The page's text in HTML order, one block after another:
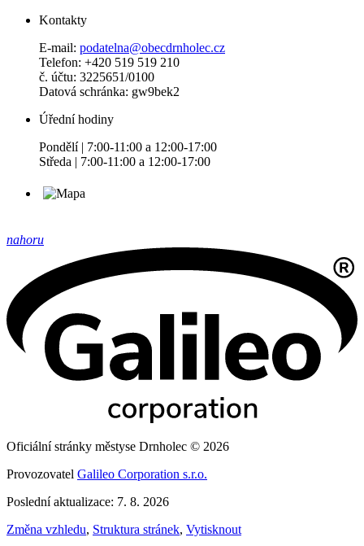
Kontakty
E-mail: podatelna@obecdrnholec.cz
Telefon: +420 519 519 210
č. účtu: 3225651/0100
Datová schránka: gw9bek2
Úřední hodiny
Pondělí | 7:00-11:00 a 12:00-17:00
Středa | 7:00-11:00 a 12:00-17:00
nahoru
Oficiální stránky městyse Drnholec © 2026
Provozovatel Galileo Corporation s.r.o.
Poslední aktualizace: 7. 8. 2026
Změna vzhledu, Struktura stránek, Vytisknout